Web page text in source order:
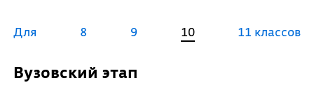
Для 8 9 10 11 классов
Вузовский этап